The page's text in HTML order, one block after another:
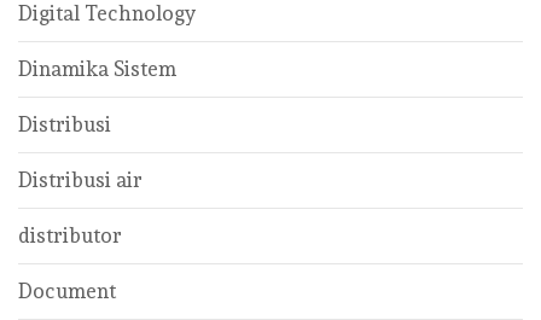
Digital Technology
Dinamika Sistem
Distribusi
Distribusi air
distributor
Document